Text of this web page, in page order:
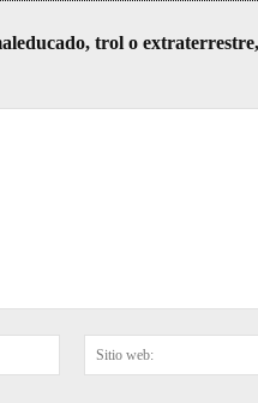
trol o
Correo
electrónico:*